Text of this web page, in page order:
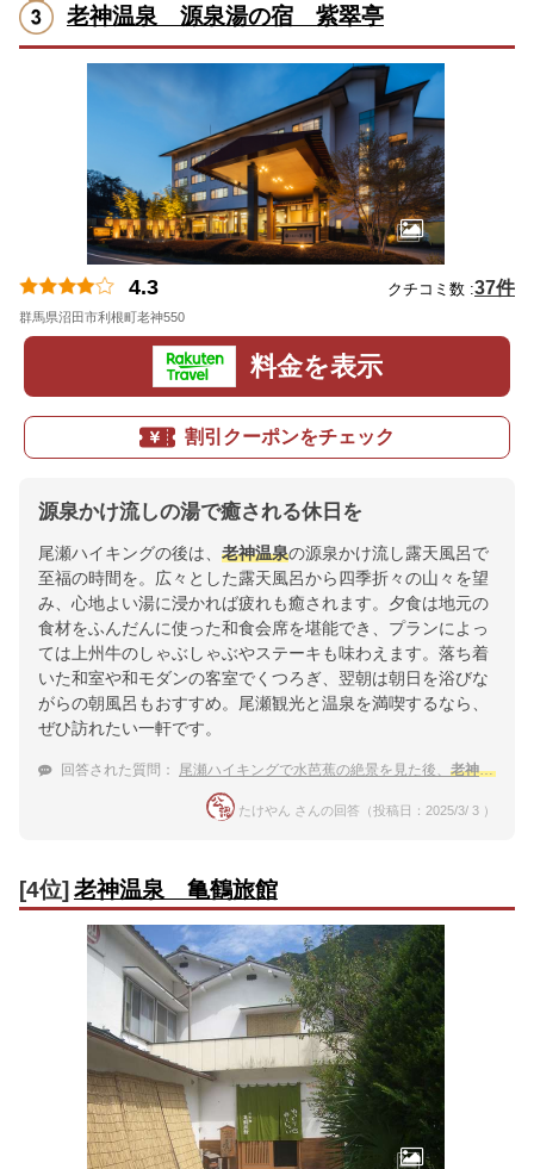
老神温泉 源泉湯の宿 紫翠亭
4.3 クチコミ数 :37件
群馬県沼田市利根町老神550
料金を表示
割引クーポンをチェック
源泉かけ流しの湯で癒される休日を
尾瀬ハイキングの後は、 老神温泉の源泉かけ流し露天風呂で
至福の時間を。広々とした露天風呂から四季折々の山々を望
み、心地よい湯に浸かれば疲れも癒されます。夕食は地元の
食材をふんだんに使った和食会席を堪能でき、プランによっ
ては上州牛のしゃぶしゃぶやステーキも味わえます。落ち着
いた和室や和モダンの客室でくつろぎ、翌朝は朝日を浴びな
がらの朝風呂もおすすめ。尾瀬観光と温泉を満喫するなら、
ぜひ訪れたい一軒です。
回答された質問： 尾瀬ハイキングで水芭蕉の絶景を見た後、 老神温泉
たけやん さんの回答（投稿日：2025/3/ 3 ）
[4位] 老神温泉 亀鶴旅館